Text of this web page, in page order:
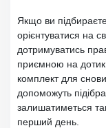
Якщо ви
орієнтуватися на
дотримуватись
приємною на
комплект для
допоможуть
залишатиметься
перший день.